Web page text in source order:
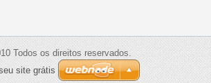
Todos os direitos reservados.
site grátis